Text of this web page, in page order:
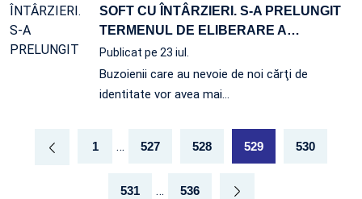
SOFT CU ÎNTÂRZIERI. S-A PRELUNGIT
TERMENUL DE ELIBERARE A…
Publicat pe 23 iul.
Buzoienii care au nevoie de noi cărţi de
identitate vor avea mai…
1 … 527 528 529 530
531 … 536